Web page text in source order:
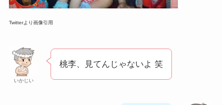
Twitterより画像引用
いかじい
桃李、見てんじゃないよ 笑